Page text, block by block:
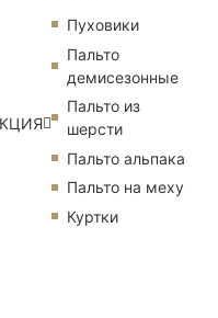
Пуховики
Пальто
демисезонные
Пальто из
шерсти
Пальто альпака
Пальто на меху
Куртки